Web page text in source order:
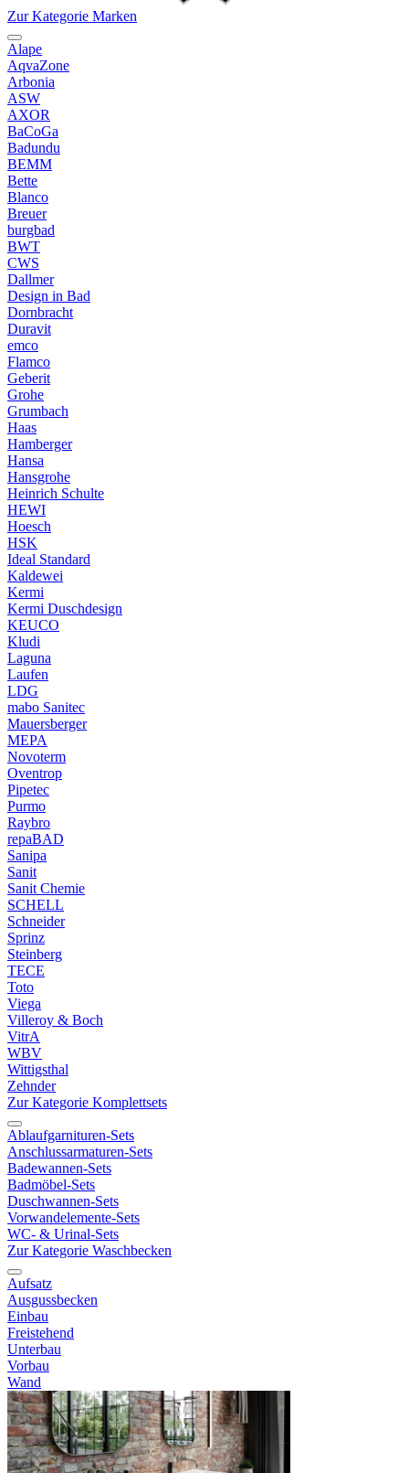
Zur Kategorie Marken
Alape
AqvaZone
Arbonia
ASW
AXOR
BaCoGa
Badundu
BEMM
Bette
Blanco
Breuer
burgbad
BWT
CWS
Dallmer
Design in Bad
Dornbracht
Duravit
emco
Flamco
Geberit
Grohe
Grumbach
Haas
Hamberger
Hansa
Hansgrohe
Heinrich Schulte
HEWI
Hoesch
HSK
Ideal Standard
Kaldewei
Kermi
Kermi Duschdesign
KEUCO
Kludi
Laguna
Laufen
LDG
mabo Sanitec
Mauersberger
MEPA
Novoterm
Oventrop
Pipetec
Purmo
Raybro
repaBAD
Sanipa
Sanit
Sanit Chemie
SCHELL
Schneider
Sprinz
Steinberg
TECE
Toto
Viega
Villeroy & Boch
VitrA
WBV
Wittigsthal
Zehnder
Zur Kategorie Komplettsets
Ablaufgarnituren-Sets
Anschlussarmaturen-Sets
Badewannen-Sets
Badmöbel-Sets
Duschwannen-Sets
Vorwandelemente-Sets
WC- & Urinal-Sets
Zur Kategorie Waschbecken
Aufsatz
Ausgussbecken
Einbau
Freistehend
Unterbau
Vorbau
Wand